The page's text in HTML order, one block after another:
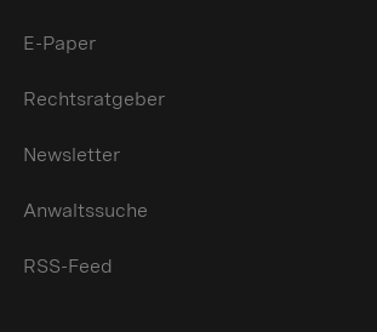
E-Paper
Rechtsratgeber
Newsletter
Anwaltssuche
RSS-Feed